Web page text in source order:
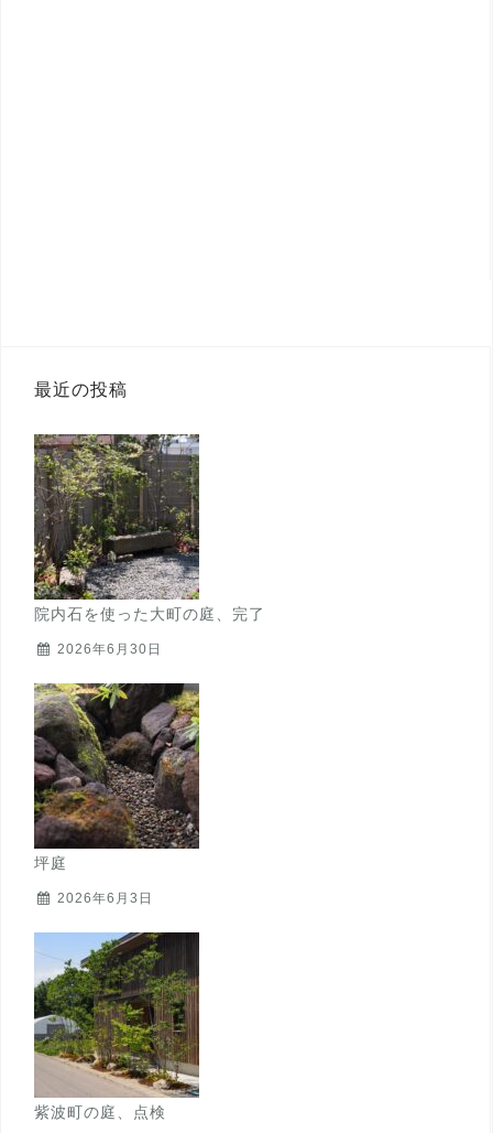
最近の投稿
院内石を使った大町の庭、完了
2026年6月30日
坪庭
2026年6月3日
紫波町の庭、点検